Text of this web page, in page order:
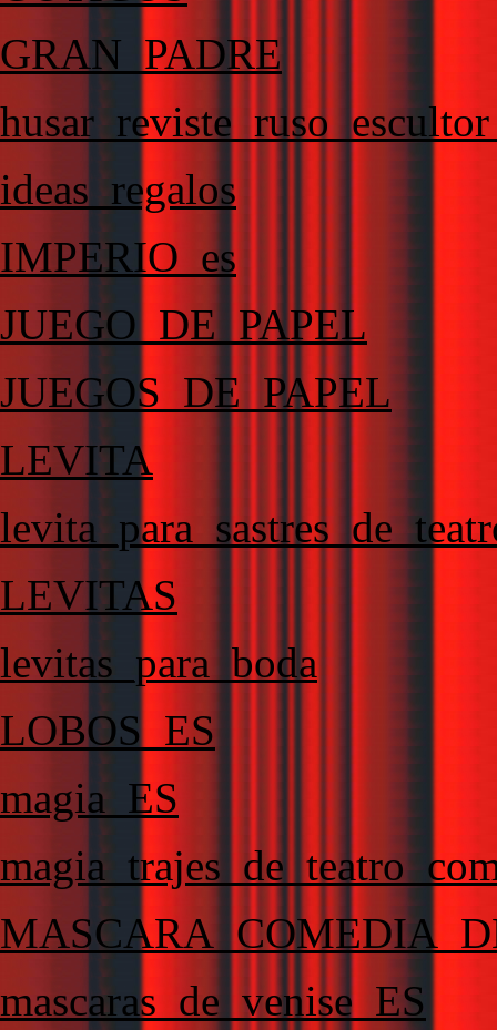
GRAN_PADRE
ideas_regalos
IMPERIO_es
JUEGO_DE_PAPEL
JUEGOS_DE_PAPEL
LEVITA
LEVITAS
levitas_para_boda
LOBOS_ES
magia_ES
mascaras_de_venise_ES